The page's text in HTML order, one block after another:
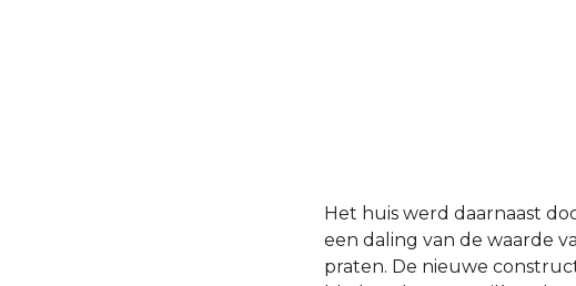
Het huis werd daarnaast
een daling van de waarde
praten. De nieuwe